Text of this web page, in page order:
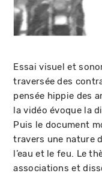
Essai visuel et
traversée des
pensée hippie des
la vidéo évoque la
Puis le document
travers une nature
l’eau et le feu. Le
associations et